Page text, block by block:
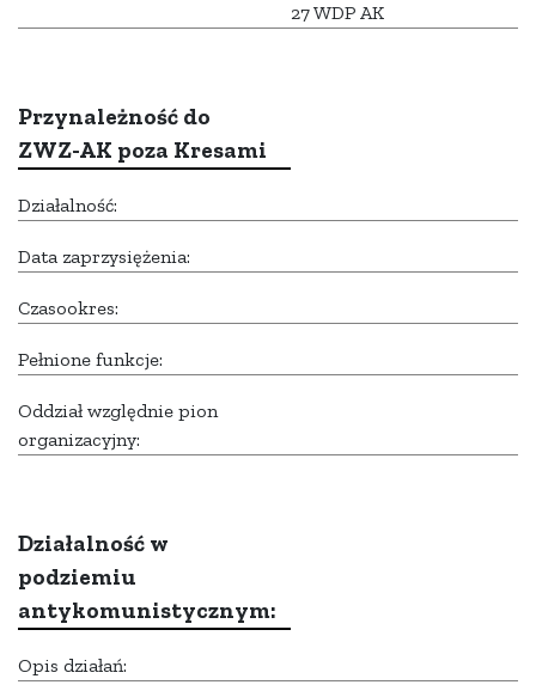
27 WDP AK
Przynależność do
ZWZ-AK poza Kresami
Działalność:
Data zaprzysiężenia:
Czasookres:
Pełnione funkcje:
Oddział względnie pion
organizacyjny:
Działalność w
podziemiu
antykomunistycznym:
Opis działań: